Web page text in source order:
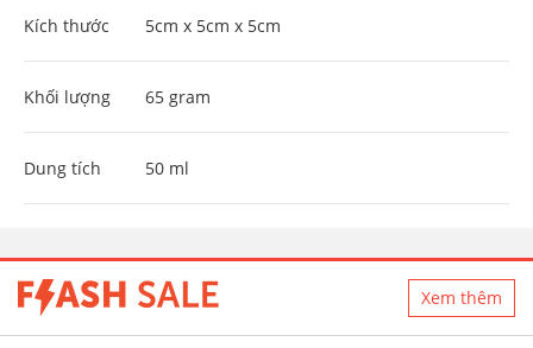
Kích thước 5cm x 5cm x 5cm
Khối lượng 65 gram
Dung tích 50 ml
Xem thêm